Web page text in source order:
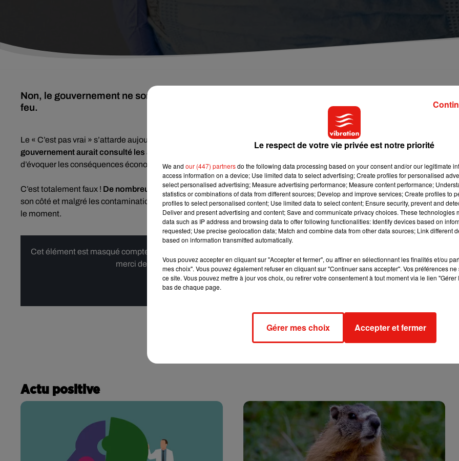
Non, le gouvernement ne sonde pas les compagnies d'assurances pour mettre en place un couvre-
feu.
Le « C’est pas vrai » s’attarde aujourd’hui sur rumeurs apparues sur les réseaux sociaux : selon des internautes,
gouvernement aurait consulté les assureurs avant la mise en place d’un couvre-feu mi-décembre.
Avec l’objectif
d’évoquer les conséquences économiques d’une telle mesure.
C’est totalement faux ! De nombreuses sources fiables assurent qu’aucune discussion du genre n’a jamais existé.De
son côté et malgré les contaminations au Covid qui grimpent en flèche, le gouvernement n’envisage aucun couvre-feu
le moment.
Cet élément est masqué compte-tenu du refus du dépôt de cookies que vous avez exprimé. Si vous souhaitez l'afficher,
merci de nous donner votre accord en cliquant sur le bouton ci-dessous.
Afficher l'élément
Actu positive
Le respect de votre vie privée est notre priorité
We and our (447) partnersdo the following data processing based on your consent and/or our legitimate
access information on a device; Use limited data to select advertising; Create profiles for personalised
select personalised advertising; Measure advertising performance; Measure content performance;
statistics or combinations of data from different sources; Develop and improve services; Create profiles to
profiles to select personalised content; Use limited data to select content; Ensure security, prevent and
Deliver and present advertising and content; Save and communicate privacy choices. These technologies
data such as IP address and browsing data to offer following functionalities: Identify devices based on
requested; Use precise geolocation data; Match and combine data from other data sources; Link different
based on information transmitted automatically.
Vous pouvez accepter en cliquant sur "Accepter et fermer", ou affiner en sélectionnant les finalités et/ou
mes choix". Vous pouvez également refuser en cliquant sur "Continuer sans accepter". Vos préférences
ce site. Vous pouvez mettre à jour vos choix, ou retirer votre consentement à tout moment via le lien
bas de chaque page.
Gérer mes choix Accepter et fermer